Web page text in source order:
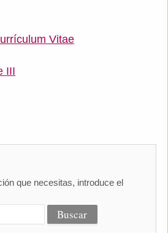
Vitae
III
que necesitas, introduce el